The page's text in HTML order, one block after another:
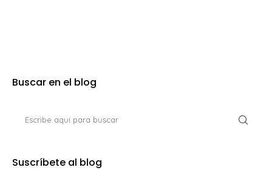
Buscar en el blog
Suscríbete al blog